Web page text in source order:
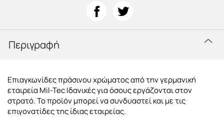
Περιγραφή
Επιαγκωνίδες πράσινου χρώματος από την γερμανική
εταιρεία Mil-Tec Ιδανικές για όσους εργάζονται στον
στρατό. Το προϊόν μπορεί να συνδυαστεί και με τις
επιγονατίδες της ίδιας εταιρείας.